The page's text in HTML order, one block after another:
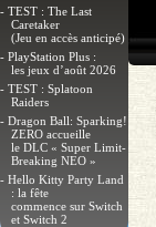
- TEST : The Last
Caretaker
(Jeu en accès anticipé)
- PlayStation Plus :
les jeux d’août 2026
- TEST : Splatoon
Raiders
- Dragon Ball: Sparking!
ZERO accueille
le DLC « Super Limit-
Breaking NEO »
- Hello Kitty Party Land
: la fête
commence sur Switch
et Switch 2